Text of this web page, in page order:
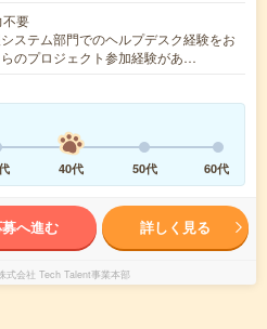
不要
システム部門でのヘルプデスク経験をお
のプロジェクト参加経験があ…
40代 50代 60代
へ進む 詳しく見る
式会社 Tech Talent事業本部